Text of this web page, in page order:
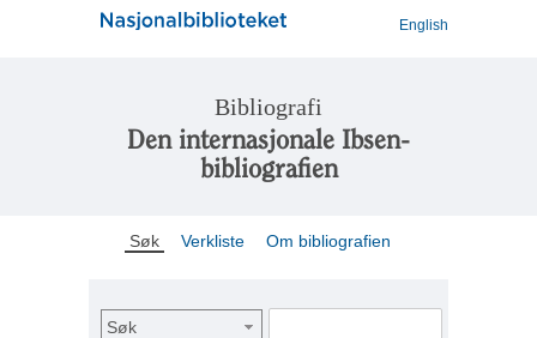
English
Bibliografi
Den internasjonale Ibsen-
bibliografien
Søk Verkliste Om bibliografien
Søk